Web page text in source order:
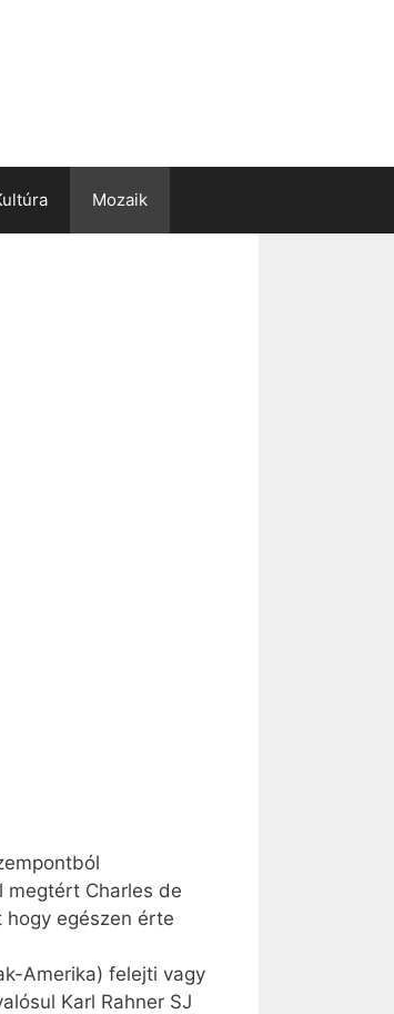
Mozaik
megtért Charles de
hogy egészen érte
Amerika) felejti vagy
Karl Rahner SJ